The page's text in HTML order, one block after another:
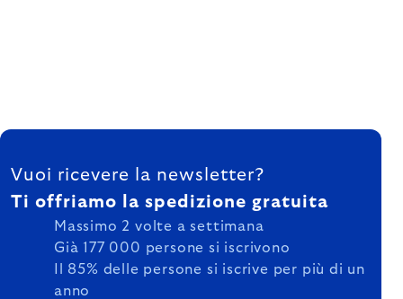
FOOTER
Vuoi ricevere la newsletter?
Ti offriamo la spedizione gratuita
Massimo 2 volte a settimana
Già 177 000 persone si iscrivono
Il 85% delle persone si iscrive per più di un
anno